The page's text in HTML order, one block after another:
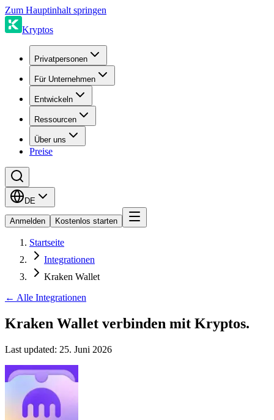
Zum Hauptinhalt springen
Kryptos
Privatpersonen
Für Unternehmen
Entwickeln
Ressourcen
Über uns
Preise
DE
Anmelden Kostenlos starten
Startseite
Integrationen
Kraken Wallet
← Alle Integrationen
Kraken Wallet verbinden mit Kryptos.
Last updated: 25. Juni 2026